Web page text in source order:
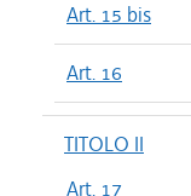
Art. 15 bis
Art. 16
TITOLO II
Art. 17